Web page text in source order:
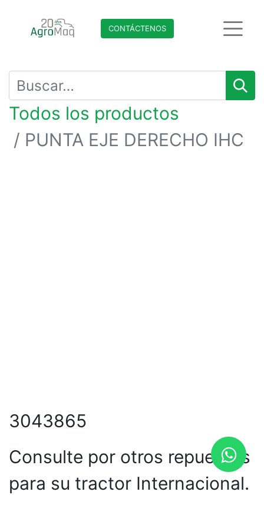
CONTÁCTENO​​​​S
Todos los productos
PUNTA EJE DERECHO IHC
3043865
Consulte por otros repuestos
para su tractor Internacional.